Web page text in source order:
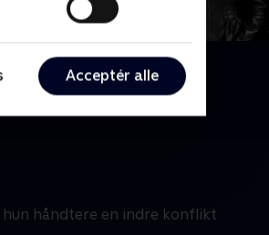
Acceptér alle
Fornyet mistanke
& Spænding • 1 sæsoner
håndtere en indre konflikt